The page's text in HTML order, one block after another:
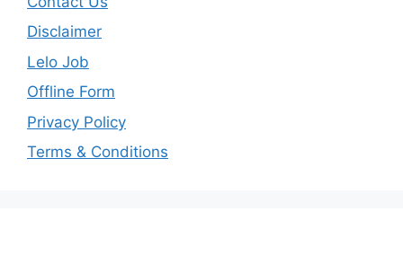
Disclaimer
Lelo Job
Offline Form
Privacy Policy
Terms & Conditions